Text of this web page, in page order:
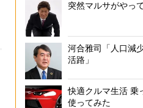
突然マルサがやっ
河合雅司「人口減
活路」
快適クルマ生活 乗
使ってみた